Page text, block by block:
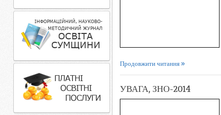
Продовжити читання
УВАГА, ЗНО-2014